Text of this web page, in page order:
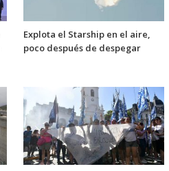
Explota el Starship en el aire,
poco después de despegar